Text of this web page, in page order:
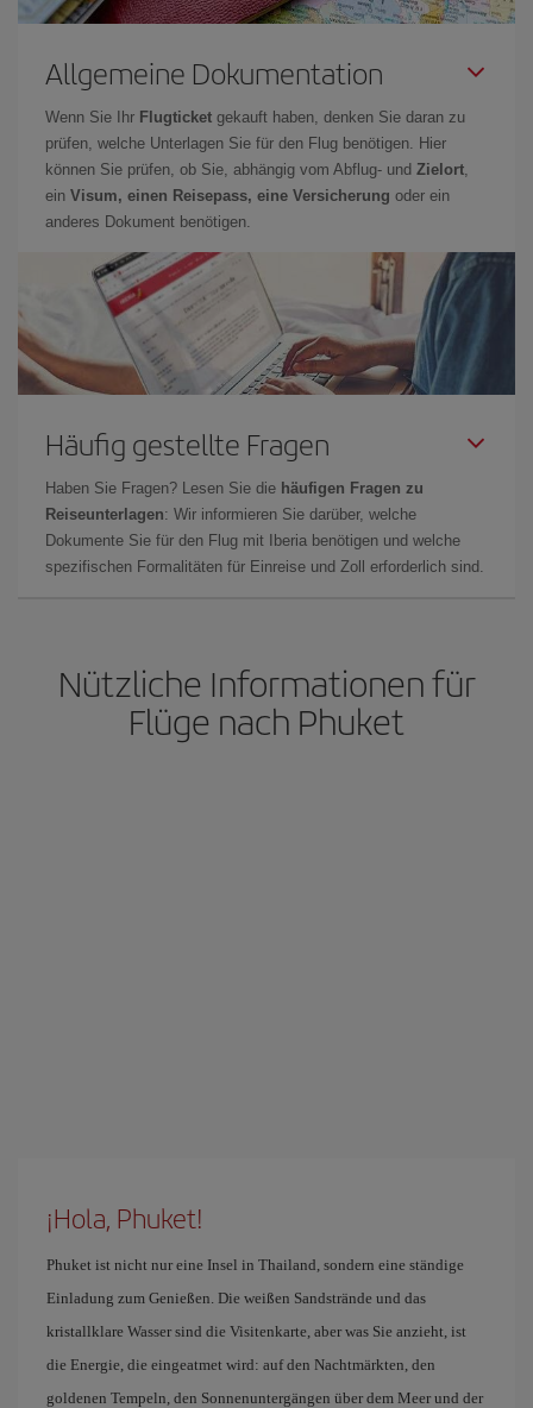
Allgemeine Dokumentation
Wenn Sie Ihr Flugticket gekauft haben, denken Sie daran zu
prüfen, welche Unterlagen Sie für den Flug benötigen. Hier
können Sie prüfen, ob Sie, abhängig vom Abflug- und Zielort,
ein Visum, einen Reisepass, eine Versicherung oder ein
anderes Dokument benötigen.
Häufig gestellte Fragen
Haben Sie Fragen? Lesen Sie die häufigen Fragen zu
Reiseunterlagen: Wir informieren Sie darüber, welche
Dokumente Sie für den Flug mit Iberia benötigen und welche
spezifischen Formalitäten für Einreise und Zoll erforderlich sind.
Nützliche Informationen für
Flüge nach Phuket
¡Hola, Phuket!
Phuket ist nicht nur eine Insel in Thailand, sondern eine ständige
Einladung zum Genießen. Die weißen Sandstrände und das
kristallklare Wasser sind die Visitenkarte, aber was Sie anzieht, ist
die Energie, die eingeatmet wird: auf den Nachtmärkten, den
goldenen Tempeln, den Sonnenuntergängen über dem Meer und der